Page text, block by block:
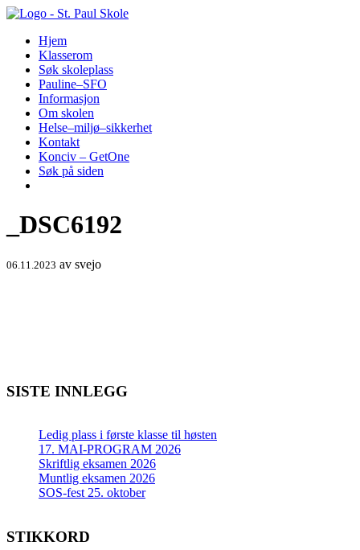
Hopp
innholdHjem
Klasserom
Søk skoleplass
Pauline–SFO
Informasjon
Om skolen
Helse–miljø–sikkerhet
Kontakt
Konciv – GetOne
Søk på siden
_DSC6192
06.11.2023 av svejo
SISTE INNLEGG
Ledig plass i første klasse til høsten
17. MAI-PROGRAM 2026
Skriftlig eksamen 2026
Muntlig eksamen 2026
SOS-fest 25. oktober
STIKKORD